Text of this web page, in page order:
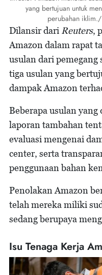
yang bertujuan untuk
perubahan
Dilansir dari Reuters,
Amazon dalam rapat
usulan dari
tiga usulan yang
dampak Amazon
Beberapa usulan
laporan tambahan
evaluasi mengenai
center, serta
penggunaan bahan
Penolakan Amazon
telah mereka miliki
sedang berupaya
Isu Tenaga Kerja